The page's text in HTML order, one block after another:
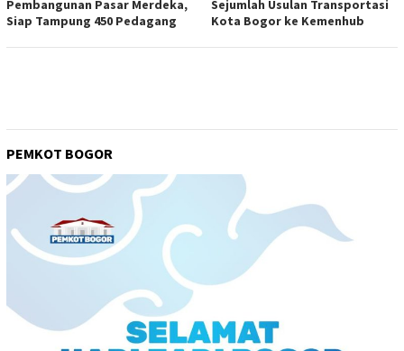
Pembangunan Pasar Merdeka,
Siap Tampung 450 Pedagang
Sejumlah Usulan Transportasi
Kota Bogor ke Kemenhub
PEMKOT BOGOR